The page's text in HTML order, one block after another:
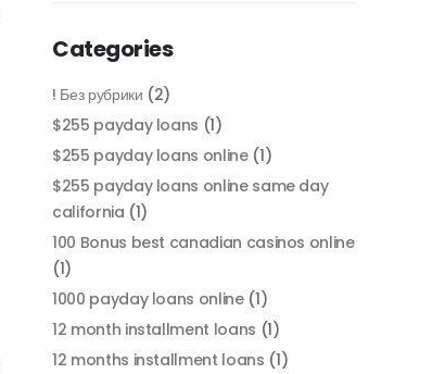
Categories
! Без рубрики (2)
$255 payday loans (1)
$255 payday loans online(1)
$255 payday loans online same day
california (1)
100 Bonus best canadian casinos online
(1)
1000 payday loans online(1)
12 month installment loans (1)
12 months installment loans (1)